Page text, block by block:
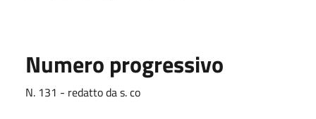
Numero progressivo
N. 131 - redatto da s. co